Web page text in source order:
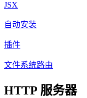
JSX
自动安装
插件
文件系统路由
HTTP 服务器